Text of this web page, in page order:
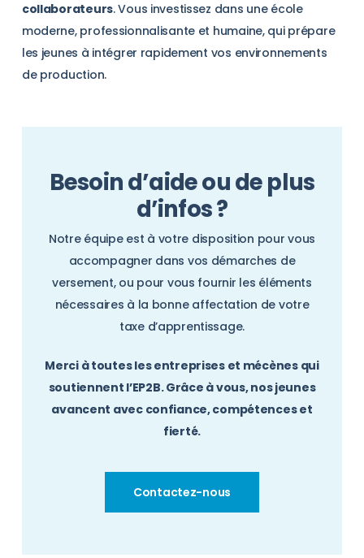
collaborateurs. Vous investissez dans une école
moderne, professionnalisante et humaine, qui prépare
les jeunes à intégrer rapidement vos environnements
de production.
Besoin d’aide ou de plus
d’infos ?
Notre équipe est à votre disposition pour vous
accompagner dans vos démarches de
versement, ou pour vous fournir les éléments
nécessaires à la bonne affectation de votre
taxe d’apprentissage.
Merci à toutes les entreprises et mécènes qui
soutiennent l’EP2B. Grâce à vous, nos jeunes
avancent avec confiance, compétences et
fierté.
Contactez-nous